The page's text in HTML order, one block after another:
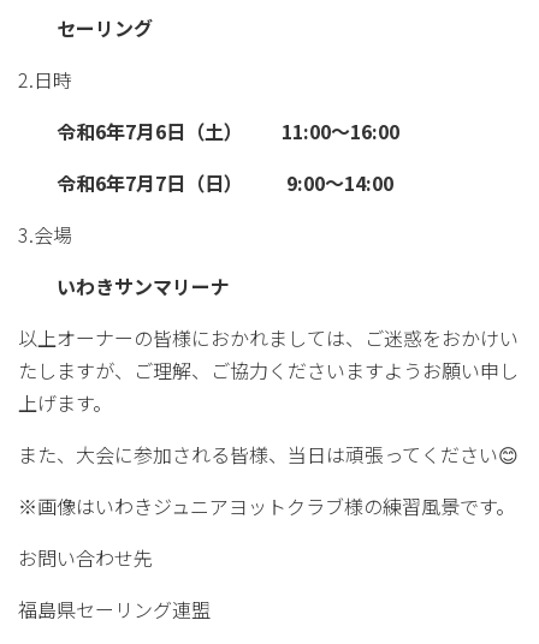
セーリング
2.日時
令和6年7月6日（土） 11:00～16:00
令和6年7月7日（日） 9:00～14:00
3.会場
いわきサンマリーナ
以上オーナーの皆様におかれましては、ご迷惑をおかけい
たしますが、ご理解、ご協力くださいますようお願い申し
上げます。
また、大会に参加される皆様、当日は頑張ってください😊
※画像はいわきジュニアヨットクラブ様の練習風景です。
お問い合わせ先
福島県セーリング連盟